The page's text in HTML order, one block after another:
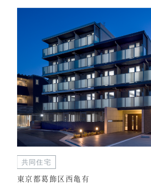
共同住宅
東京都葛飾区西亀有